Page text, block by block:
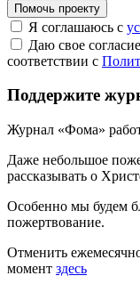
Помочь проекту
Я соглашаюсь с
Даю свое
соответствии с
Поддержите
Журнал «Фома»
Даже небольшое
рассказывать о
Особенно мы будем
пожертвование.
Отменить
момент здесь